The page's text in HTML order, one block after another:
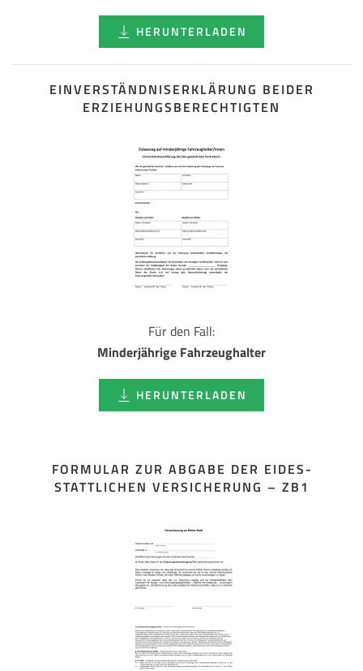
HERUNTERLADEN
EINVERSTÄNDNISERKLÄRUNG BEIDER
ERZIEHUNGSBERECHTIGTEN
Für den Fall:
Minderjährige Fahrzeughalter
HERUNTERLADEN
FORMULAR ZUR ABGABE DER EIDES­
STATTLICHEN VERSICHERUNG – ZB1